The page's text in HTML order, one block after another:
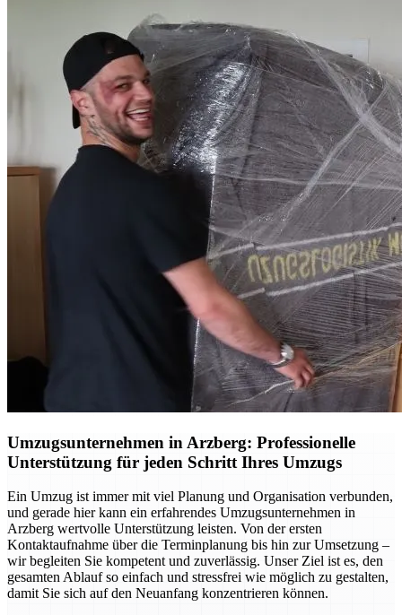
Umzugsunternehmen in Arzberg: Professionelle
Unterstützung für jeden Schritt Ihres Umzugs
Ein Umzug ist immer mit viel Planung und Organisation verbunden,
und gerade hier kann ein erfahrendes Umzugsunternehmen in
Arzberg wertvolle Unterstützung leisten. Von der ersten
Kontaktaufnahme über die Terminplanung bis hin zur Umsetzung –
wir begleiten Sie kompetent und zuverlässig. Unser Ziel ist es, den
gesamten Ablauf so einfach und stressfrei wie möglich zu gestalten,
damit Sie sich auf den Neuanfang konzentrieren können.